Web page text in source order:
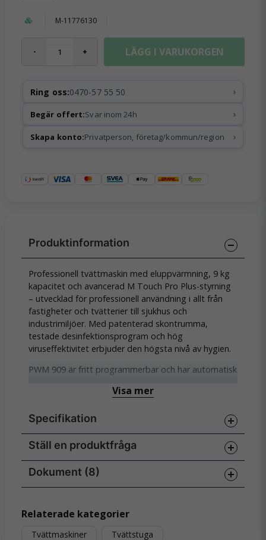
M-11776130
- + LÄGG I VARUKORGEN
Ring oss:0470-57 55 50 ›
Begär offert:Svar inom 24h ›
Skapa konto:Privatperson, företag/kommun/region ›
Professionell tvättmaskin med eluppvärmning, 9 kg
kapacitet och avancerad M Touch Pro Plus-styrning
– utvecklad för professionell användning i allt från
fastigheter och tvätterier till sjukhus och
industrimiljöer. Med patenterad skontrumma,
testade desinfektionsprogram och hög
viruseffektivitet erbjuder den högsta nivå av hygien.
PWM 909 är fritt programmerbar och har automatisk
användning. Den har EcoSpeed™ för
minuter och är redo för LAN/WiFi och anslutning till
boknings- och doseringssystem. En synkronmotor
med låg ljudnivå och hög driftsäkerhet ger pålitlig
Kapacitet 9 kg – trumvolym 80 liter
pekskärm
Testad desinfektion – avlägsnar >99,9 % virus
Visa mer
Specifikation
Specifikationer
Trumvolym
Kapacitet
9 kg
Uppvärmning
El, 7,95 kW
Elanslutning
3N AC 400V 50/60Hz, 16 A
Ställ en produktfråga
question
Dokument (8)
10.98 MB
Relaterade kategorier
Tvättmaskiner Tvättstuga